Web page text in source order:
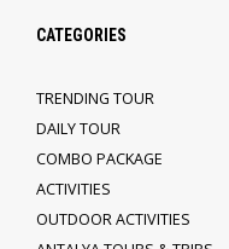
CATEGORIES
TRENDING TOUR
DAILY TOUR
COMBO PACKAGE
ACTIVITIES
OUTDOOR ACTIVITIES